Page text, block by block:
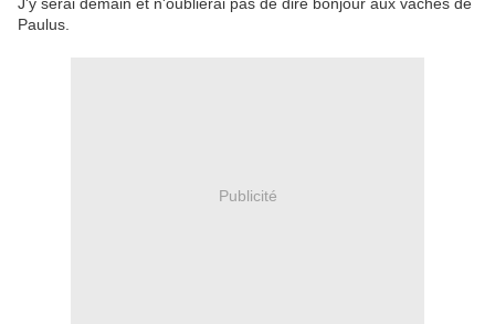
Paulus.
Publicité